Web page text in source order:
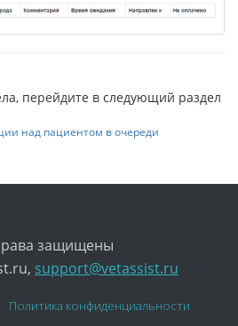
перейдите в следующий раздел
над пациентом в очереди
защищены
support@vetassist.ru
Политика конфиденциальности